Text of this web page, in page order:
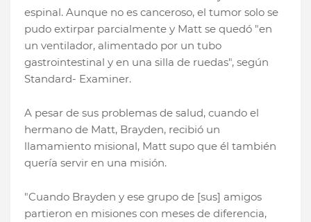
espinal. Aunque no es canceroso, el tumor solo se
pudo extirpar parcialmente y Matt se quedó "en
un ventilador, alimentado por un tubo
gastrointestinal y en una silla de ruedas", según
Standard- Examiner.
A pesar de sus problemas de salud, cuando el
hermano de Matt, Brayden, recibió un
llamamiento misional, Matt supo que él también
quería servir en una misión.
"Cuando Brayden y ese grupo de [sus] amigos
partieron en misiones con meses de diferencia,